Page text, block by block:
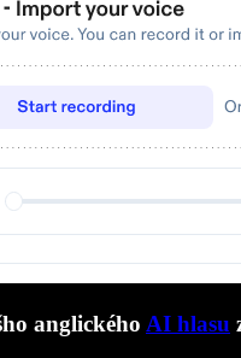
anglického AI hlasu